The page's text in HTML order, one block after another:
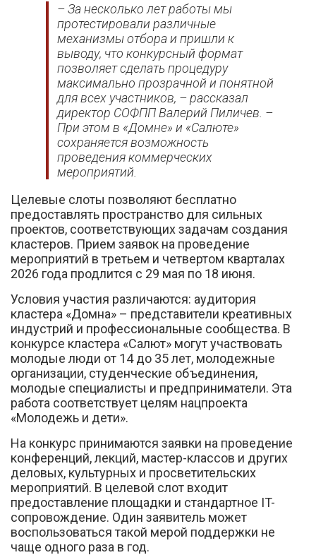
– За несколько лет работы мы
протестировали различные
механизмы отбора и пришли к
выводу, что конкурсный формат
позволяет сделать процедуру
максимально прозрачной и понятной
для всех участников, – рассказал
директор СОФПП Валерий Пиличев. –
При этом в «Домне» и «Салюте»
сохраняется возможность
проведения коммерческих
мероприятий.
Целевые слоты позволяют бесплатно
предоставлять пространство для сильных
проектов, соответствующих задачам создания
кластеров. Прием заявок на проведение
мероприятий в третьем и четвертом кварталах
2026 года продлится с 29 мая по 18 июня.
Условия участия различаются: аудитория
кластера «Домна» – представители креативных
индустрий и профессиональные сообщества. В
конкурсе кластера «Салют» могут участвовать
молодые люди от 14 до 35 лет, молодежные
организации, студенческие объединения,
молодые специалисты и предприниматели. Эта
работа соответствует целям нацпроекта
«Молодежь и дети».
На конкурс принимаются заявки на проведение
конференций, лекций, мастер-классов и других
деловых, культурных и просветительских
мероприятий. В целевой слот входит
предоставление площадки и стандартное IT-
сопровождение. Один заявитель может
воспользоваться такой мерой поддержки не
чаще одного раза в год.